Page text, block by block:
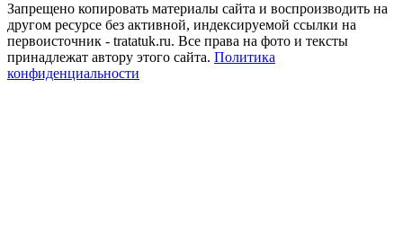
Запрещено копировать материалы сайта и воспроизводить на
другом ресурсе без активной, индексируемой ссылки на
первоисточник - tratatuk.ru. Все права на фото и тексты
принадлежат автору этого сайта. Политика
конфиденциальности